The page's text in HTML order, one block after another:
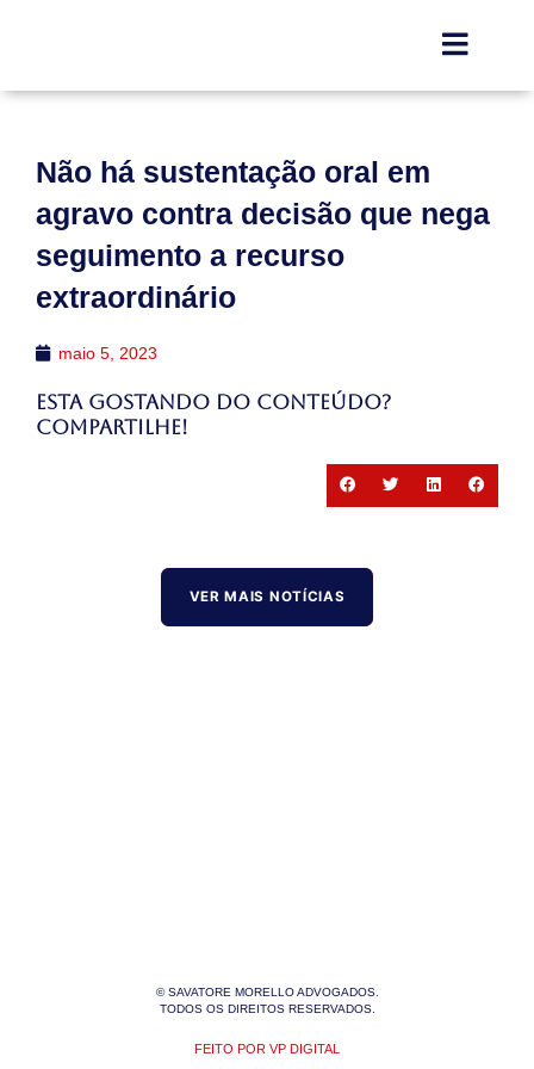
Não há sustentação oral em
agravo contra decisão que nega
seguimento a recurso
extraordinário
maio 5, 2023
Esta gostando do conteúdo?
Compartilhe!
VER MAIS NOTÍCIAS
© SAVATORE MORELLO ADVOGADOS.
TODOS OS DIREITOS RESERVADOS.
FEITO POR VP DIGITAL